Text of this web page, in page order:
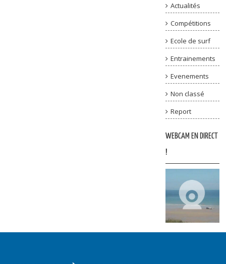
Actualités
Compétitions
Ecole de surf
Entrainements
Evenements
Non classé
Report
WEBCAM EN DIRECT
!